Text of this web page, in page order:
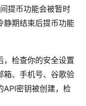
提币功能会被暂时
静期结束后提币功能
，检查你的安全设置
箱、手机号、谷歌验
API密钥被创建，检